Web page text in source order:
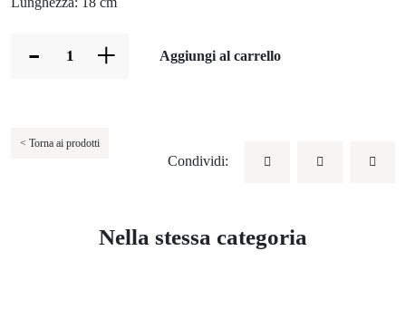
- + Aggiungi al carrello
< Torna ai prodotti
Condividi:
Nella stessa categoria